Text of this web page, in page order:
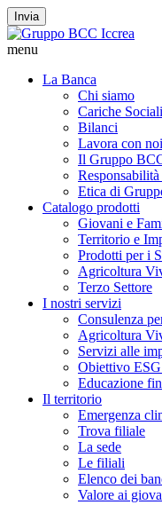
Invia
menu
La Banca
Chi siamo
Cariche Sociali
Bilanci
Lavora con noi
Il Gruppo
Etica di
Catalogo prodotti
Giovani e
Territorio e
Prodotti per i
Agricoltura
Terzo Settore
I nostri servizi
Consulenza
Agricoltura
Servizi alle
Obiettivo
Educazione
Il territorio
Emergenza
Trova filiale
La sede
Le filiali
Elenco dei
Valore ai